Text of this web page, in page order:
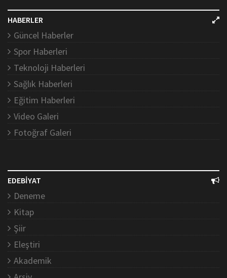
HABERLER
Güncel Haberler
Spor Haberleri
Teknoloji Haberleri
Sağlık Haberleri
Eğitim Haberleri
Video Galeri
Fotoğraf Galeri
EDEBİYAT
Deneme
Kitap
Şiir
Eleştiri
Akademik